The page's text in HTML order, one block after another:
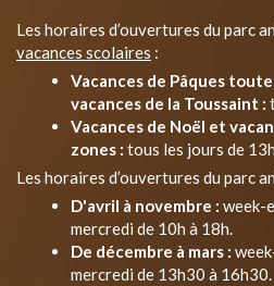
Les horaires d’ouvertures du parc
vacances scolaires :
Vacances de Pâques
vacances de la Toussaint :
Vacances de Noël et
zones : tous les jours de
Les horaires d’ouvertures du parc
D'avril à novembre : week-
mercredi de 10h à 18h.
De décembre à mars :
mercredi de 13h30 à 16h30.